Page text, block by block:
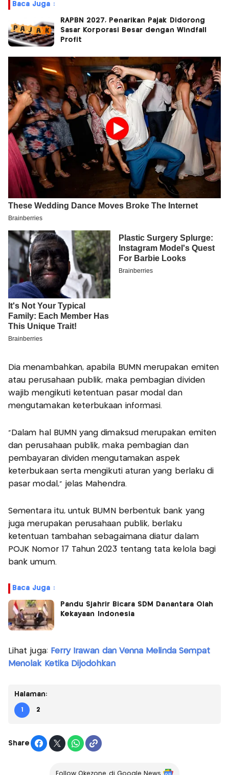
Baca Juga :
RAPBN 2027, Penarikan Pajak Didorong
Sasar Korporasi Besar dengan Windfall
Profit
Dia menambahkan, apabila BUMN merupakan emiten
atau perusahaan publik, maka pembagian dividen
wajib mengikuti ketentuan pasar modal dan
mengutamakan keterbukaan informasi.
“Dalam hal BUMN yang dimaksud merupakan emiten
dan perusahaan publik, maka pembagian dan
pembayaran dividen mengutamakan aspek
keterbukaan serta mengikuti aturan yang berlaku di
pasar modal,” jelas Mahendra.
Sementara itu, untuk BUMN berbentuk bank yang
juga merupakan perusahaan publik, berlaku
ketentuan tambahan sebagaimana diatur dalam
POJK Nomor 17 Tahun 2023 tentang tata kelola bagi
bank umum.
Baca Juga :
Pandu Sjahrir Bicara SDM Danantara Olah
Kekayaan Indonesia
Lihat juga: Ferry Irawan dan Venna Melinda Sempat
Menolak Ketika Dijodohkan
Halaman:
1 2
Share